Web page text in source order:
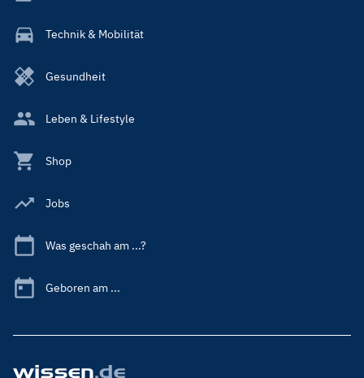
Technik & Mobilität
Gesundheit
Leben & Lifestyle
Shop
Jobs
Was geschah am ...?
Geboren am ...